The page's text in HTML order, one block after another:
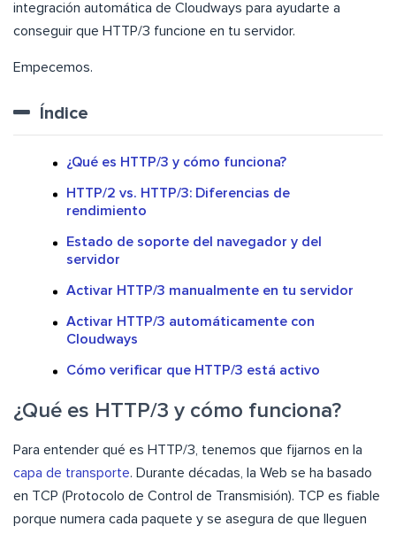
integración automática de Cloudways para ayudarte a
conseguir que HTTP/3 funcione en tu servidor.
Empecemos.
Índice
¿Qué es HTTP/3 y cómo funciona?
HTTP/2 vs. HTTP/3: Diferencias de
rendimiento
Estado de soporte del navegador y del
servidor
Activar HTTP/3 manualmente en tu servidor
Activar HTTP/3 automáticamente con
Cloudways
Cómo verificar que HTTP/3 está activo
¿Qué es HTTP/3 y cómo funciona?
Para entender qué es HTTP/3, tenemos que fijarnos en la
capa de transporte. Durante décadas, la Web se ha basado
en TCP (Protocolo de Control de Transmisión). TCP es fiable
porque numera cada paquete y se asegura de que lleguen